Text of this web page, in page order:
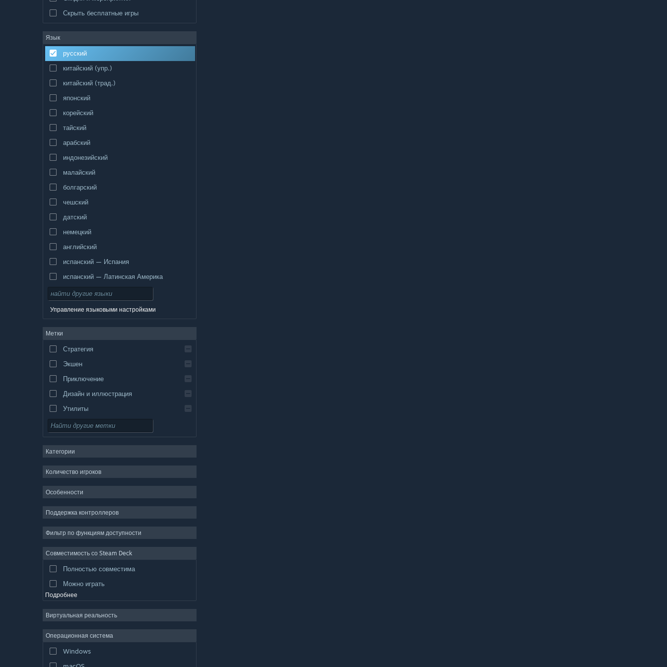
Скрыть бесплатные игры
Язык
русский
китайский (упр.)
китайский (трад.)
японский
корейский
тайский
арабский
индонезийский
малайский
болгарский
чешский
датский
немецкий
английский
испанский — Испания
испанский — Латинская Америка
Управление языковыми настройками
Метки
Стратегия
Экшен
Приключение
Дизайн и иллюстрация
Утилиты
Бесплатная игра
ММО
Симулятор
Видеопродакшн
Обработка фото
Категории
Количество игроков
Особенности
Поддержка контроллеров
Фильтр по функциям доступности
Совместимость со Steam Deck
Полностью совместима
Можно играть
Подробнее
Виртуальная реальность
Операционная система
Windows